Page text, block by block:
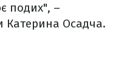
подих", –
Катерина Осадча.